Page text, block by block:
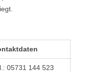
05731 144 523